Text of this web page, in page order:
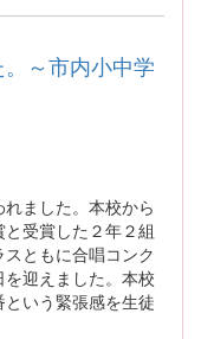
～市内小中学
ました。本校から
受賞した２年２組
ともに合唱コンク
迎えました。本校
いう緊張感を生徒